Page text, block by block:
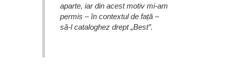
aparte, iar din acest motiv mi-am
permis – în contextul de față –
să-l cataloghez drept „Best”.